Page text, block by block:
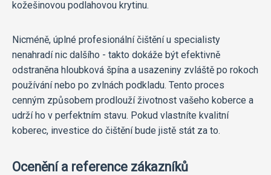
kožešinovou podlahovou krytinu.
Nicméně, úplné profesionální čištění u specialisty
nenahradí nic dalšího - takto dokáže být efektivně
odstraněna hloubková špína a usazeniny zvláště po rokoch
používání nebo po zvlnách podkladu. Tento proces
cenným způsobem prodlouží životnost vašeho koberce a
udrží ho v perfektním stavu. Pokud vlastníte kvalitní
koberec, investice do čištění bude jistě stát za to.
Ocenění a reference zákazníků